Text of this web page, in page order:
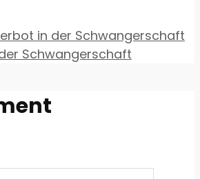
in der Schwangerschaft
Schwangerschaft